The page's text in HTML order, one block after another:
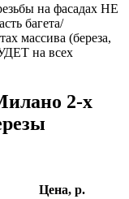
на фасадах НЕ
багета/
массива (береза,
на всех
2-х
Цена, р.